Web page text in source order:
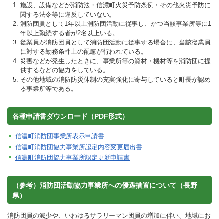
施設、設備などが消防法・信濃町火災予防条例・その他火災予防に
関する法令等に違反していない。
消防団員として1年以上消防団活動に従事し、かつ当該事業所等に1
年以上勤続する者が2名以上いる。
従業員が消防団員として消防団活動に従事する場合に、当該従業員
に対する勤務条件上の配慮が行われている。
災害などが発生したときに、事業所等の資材・機材等を消防団に提
供するなどの協力をしている。
その他地域の消防防災体制の充実強化に寄与していると町長が認め
る事業所等である。
各種申請書ダウンロード（PDF形式）
信濃町消防団事業所表示申請書
信濃町消防団協力事業所認定内容変更届出書
信濃町消防団協力事業所認定更新申請書
（参考）消防団活動協力事業所への優遇措置について（長野
県）
消防団員の減少や、いわゆるサラリーマン団員の増加に伴い、地域にお